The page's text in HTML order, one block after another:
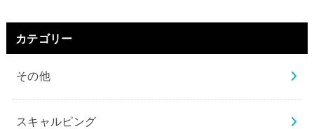
カテゴリー
その他
スキャルピング